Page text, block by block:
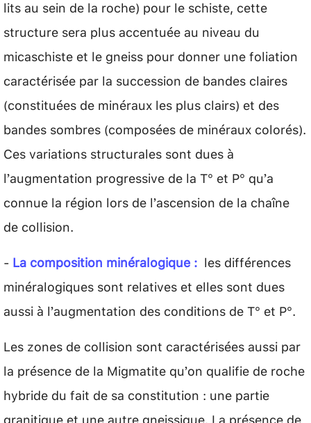
lits au sein de la roche) pour le schiste, cette
structure sera plus accentuée au niveau du
micaschiste et le gneiss pour donner une foliation
caractérisée par la succession de bandes claires
(constituées de minéraux les plus clairs) et des
bandes sombres (composées de minéraux colorés).
Ces variations structurales sont dues à
l’augmentation progressive de la T° et P° qu’a
connue la région lors de l’ascension de la chaîne
de collision.
- La composition minéralogique : les différences
minéralogiques sont relatives et elles sont dues
aussi à l’augmentation des conditions de T° et P°.
Les zones de collision sont caractérisées aussi par
la présence de la Migmatite qu’on qualifie de roche
hybride du fait de sa constitution : une partie